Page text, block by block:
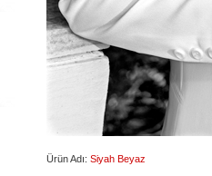
Ürün Adı: Siyah Beyaz